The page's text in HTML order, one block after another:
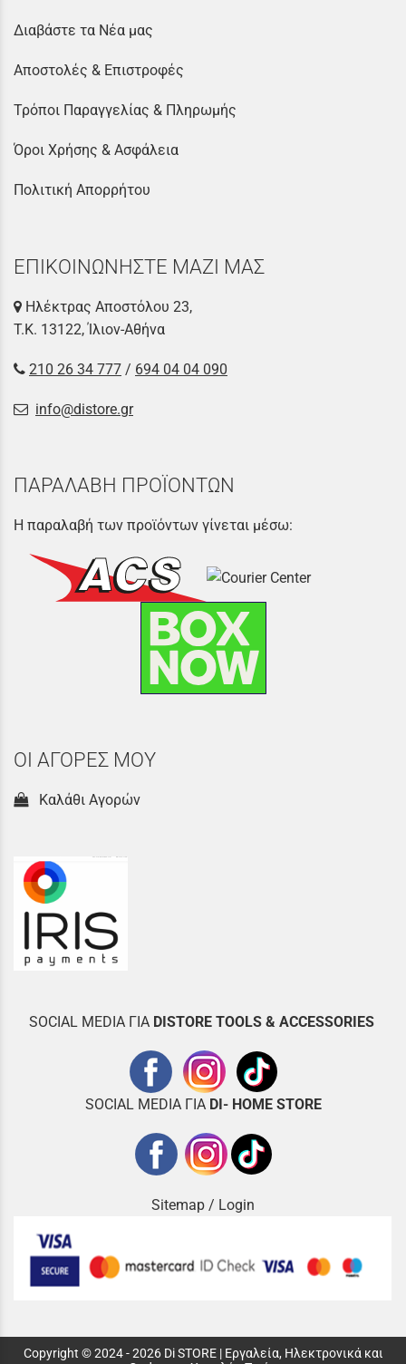
Διαβάστε τα Νέα μας
Αποστολές & Επιστροφές
Τρόποι Παραγγελίας & Πληρωμής
Όροι Χρήσης & Ασφάλεια
Πολιτική Απορρήτου
ΕΠΙΚΟΙΝΩΝΗΣΤΕ ΜΑΖΙ ΜΑΣ
Ηλέκτρας Αποστόλου 23,
Τ.Κ. 13122, Ίλιον-Αθήνα
210 26 34 777 / 694 04 04 090
info@distore.gr
ΠΑΡΑΛΑΒΗ ΠΡΟΪΟΝΤΩΝ
Η παραλαβή των προϊόντων γίνεται μέσω:
ΟΙ ΑΓΟΡΕΣ ΜΟΥ
Καλάθι Αγορών
SOCIAL MEDIA ΓΙΑ DISTORE TOOLS & ACCESSORIES
SOCIAL MEDIA ΓΙΑ DI- HOME STORE
Sitemap / Login
Copyright © 2024 - 2026 Di STORE | Εργαλεία, Ηλεκτρονικά και